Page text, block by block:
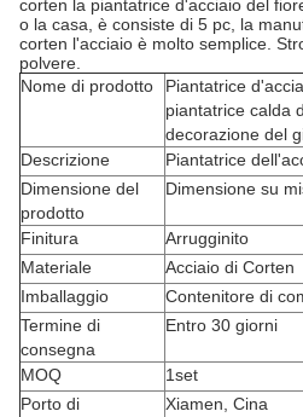
corten la piantatrice d'acciaio del
o la casa, è consiste di 5 pc, la
corten l'acciaio è molto semplice.
polvere.
Nome di prodotto
Piantatrice
piantatrice calda
decorazione del
Descrizione
Piantatrice
Dimensione del
prodotto
Dimensione su
Finitura
Arrugginito
Materiale
Acciaio di Corten
Imballaggio
Contenitore di
Termine di
consegna
Entro 30 giorni
MOQ
1set
Porto di
Xiamen, Cina